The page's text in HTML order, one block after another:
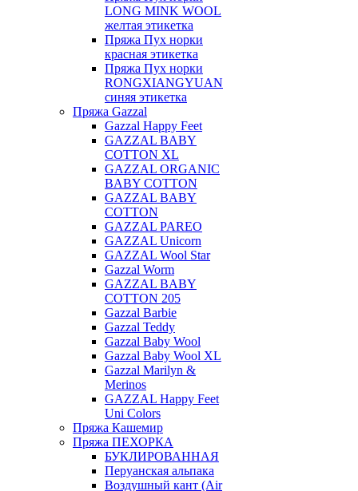
LONG MINK WOOL
желтая этикетка
Пряжа Пух норки
красная этикетка
Пряжа Пух норки
RONGXIANGYUAN
синяя этикетка
Пряжа Gazzal
Gazzal Happy Feet
GAZZAL BABY
COTTON XL
GAZZAL ORGANIC
BABY COTTON
GAZZAL BABY
COTTON
GAZZAL PAREO
GAZZAL Unicorn
GAZZAL Wool Star
Gazzal Worm
GAZZAL BABY
COTTON 205
Gazzal Barbie
Gazzal Teddy
Gazzal Baby Wool
Gazzal Baby Wool XL
Gazzal Marilyn &
Merinos
GAZZAL Happy Feet
Uni Colors
Пряжа Кашемир
Пряжа ПЕХОРКА
БУКЛИРОВАННАЯ
Перуанская альпака
Воздушный кант (Air